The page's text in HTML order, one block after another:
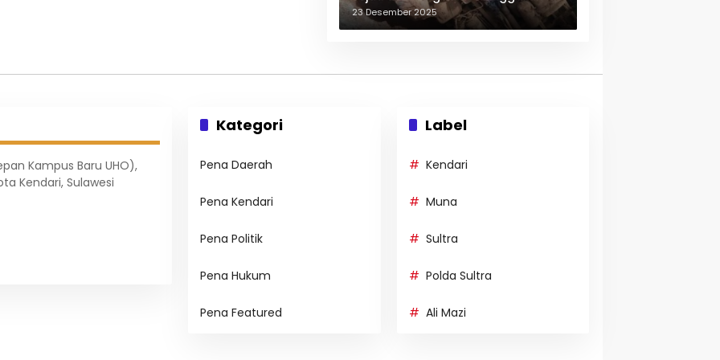
Berulang-ulang
23 Desember 2025
Kampus Baru UHO),
Kendari, Sulawesi
Kategori
Pena Daerah
Pena Kendari
Pena Politik
Pena Hukum
Pena Featured
Label
Kendari
Muna
Sultra
Polda Sultra
Ali Mazi